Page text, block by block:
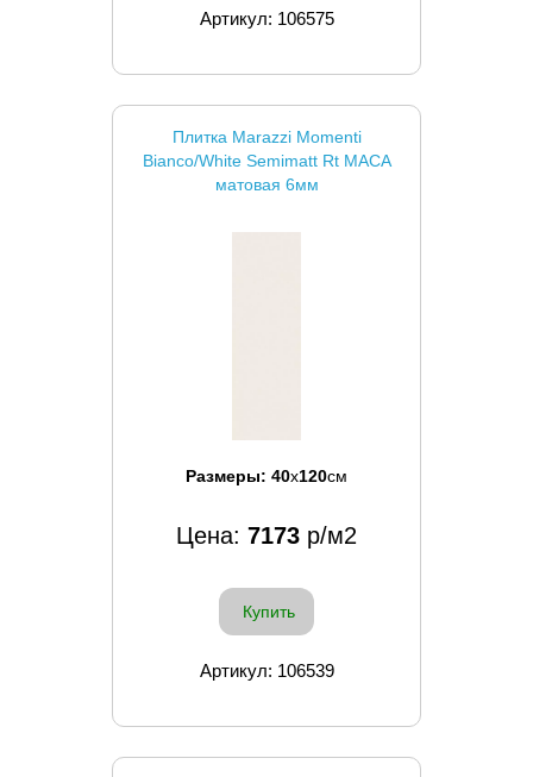
Артикул: 106575
Плитка Marazzi Momenti
Bianco/White Semimatt Rt MACA
матовая 6мм
Размеры: 40x120см
Цена: 7173 р/м2
Купить
Артикул: 106539